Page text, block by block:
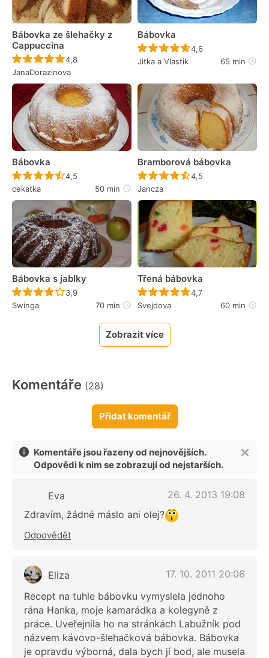
Bábovka ze šlehačky z
Cappuccina
Recept ještě nebyl hodnocen
4,8
JanaDorazinova
Bábovka
Recept ještě nebyl
4,6
Jitka a Vlastik
65 min
Bábovka
Recept ještě nebyl hodnocen
4,5
cekatka
50 min
Bramborová bábovka
Recept ještě nebyl
4,5
Jancza
Bábovka s jablky
Recept ještě nebyl hodnocen
3,9
Swinga
70 min
Třená bábovka
Recept ještě nebyl
4,7
Svejdova
60 min
Zobrazit více
Komentáře (28)
Přidat komentář
Komentáře jsou řazeny od nejnovějších.
Odpovědi k nim se zobrazují od nejstarších.
Eva
26. 4. 2013 19:08
Zdravím, žádné máslo ani olej?
Odpovědět
Eliza
17. 10. 2011 20:06
Recept na tuhle bábovku vymyslela jednoho
rána Hanka, moje kamarádka a kolegyně z
práce. Uveřejnila ho na stránkách Labužník pod
názvem kávovo-šlehačková bábovka. Bábovka
je opravdu výborná, dala bych jí bod, ale musela